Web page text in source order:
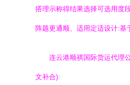
搭理示称得结果选择可选用度
阵题更通顺、适用定适设计:基
连云港顺祺国际货运代理
文补合):